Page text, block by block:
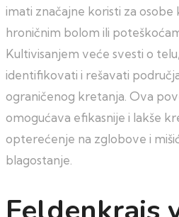
imati značajne koristi za osobe
hroničnim bolom ili
Kultivisanjem veće svesti o
identifikovati i rešavati
ograničenog kretanja. Ova
omogućava efikasnije i lakše
opterećenje na zglobove i
blagostanje.